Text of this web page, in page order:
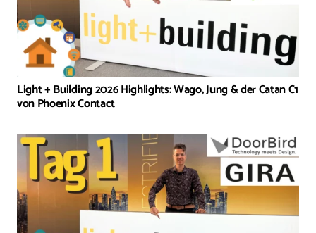
Light + Building 2026 Highlights: Wago, Jung & der Catan C1
von Phoenix Contact